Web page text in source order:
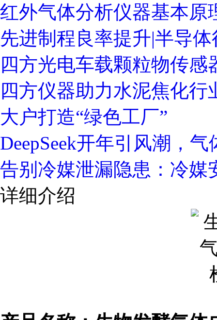
红外气体分析仪器基本原
先进制程良率提升|半导
四方光电车载颗粒物传
四方仪器助力水泥焦化
大户打造“绿色工厂”
DeepSeek开年引风潮，
告别冷媒泄漏隐患：冷媒
详细介绍